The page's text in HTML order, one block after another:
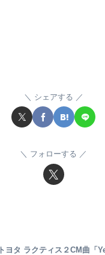
シェアする
フォローする
トヨタ ラクティス２CM曲「